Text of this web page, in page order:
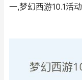
一,梦幻西游10.1活动